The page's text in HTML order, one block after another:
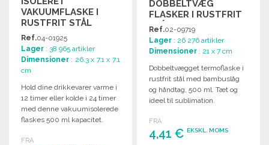
VAKUUMFLASKE I
RUSTFRIT STÅL
500ML
Ref.04-01925
Lager : 38 965 artikler
Dimensioner : 26.3 x 7.1 x 7.1
cm
Hold dine drikkevarer varme i
12 timer eller kolde i 24 timer
med denne vakuumisolerede
flaskes 500 ml kapacitet.
FRA
DOBBELTVÆG
FLASKER I RUSTFRIT
STÅL
Ref.02-09719
Lager : 26 276 artikler
Dimensioner : 21 x 7 cm
Dobbeltvægget termoflaske i
rustfrit stål med bambuslåg
og håndtag, 500 ml. Tæt og
ideel til sublimation.
FRA
4,41 €EKSKL. MOMS